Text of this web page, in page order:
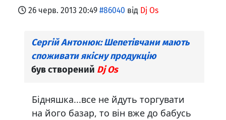
26 черв. 2013 20:49 #86040 від Dj Os
Сергій Антонюк: Шепетівчани мають
споживати якісну продукцію
був створений Dj Os
Бідняшка...все не йдуть торгувати
на його базар, то він вже до бабусь